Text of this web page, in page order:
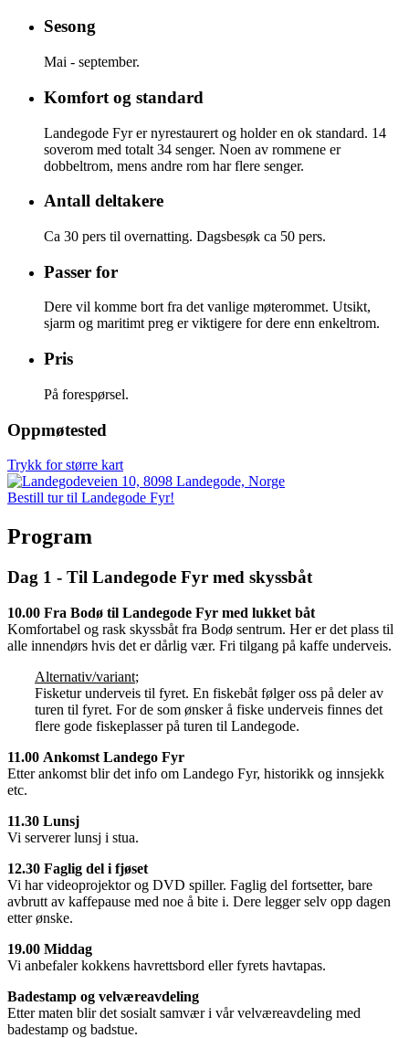
Sesong
Mai - september.
Komfort og standard
Landegode Fyr er nyrestaurert og holder en ok standard. 14
soverom med totalt 34 senger. Noen av rommene er
dobbeltrom, mens andre rom har flere senger.
Antall deltakere
Ca 30 pers til overnatting. Dagsbesøk ca 50 pers.
Passer for
Dere vil komme bort fra det vanlige møterommet. Utsikt,
sjarm og maritimt preg er viktigere for dere enn enkeltrom.
Pris
På forespørsel.
Oppmøtested
Trykk for større kart
Bestill tur til Landegode Fyr!
Program
Dag 1 - Til Landegode Fyr med skyssbåt
10.00 Fra Bodø til Landegode Fyr med lukket båt
Komfortabel og rask skyssbåt fra Bodø sentrum. Her er det plass til
alle innendørs hvis det er dårlig vær. Fri tilgang på kaffe underveis.
Alternativ/variant;
Fisketur underveis til fyret. En fiskebåt følger oss på deler av
turen til fyret. For de som ønsker å fiske underveis finnes det
flere gode fiskeplasser på turen til Landegode.
11.00 Ankomst Landego Fyr
Etter ankomst blir det info om Landego Fyr, historikk og innsjekk
etc.
11.30 Lunsj
Vi serverer lunsj i stua.
12.30 Faglig del i fjøset
Vi har videoprojektor og DVD spiller. Faglig del fortsetter, bare
avbrutt av kaffepause med noe å bite i. Dere legger selv opp dagen
etter ønske.
19.00 Middag
Vi anbefaler kokkens havrettsbord eller fyrets havtapas.
Badestamp og velværeavdeling
Etter maten blir det sosialt samvær i vår velværeavdeling med
badestamp og badstue.